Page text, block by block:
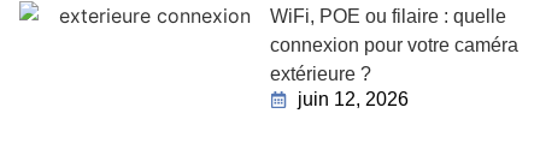
WiFi, POE ou filaire : quelle
connexion pour votre caméra
extérieure ?
juin 12, 2026